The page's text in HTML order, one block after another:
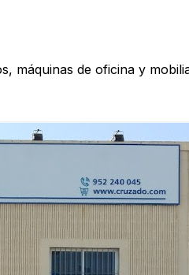
máquinas de oficina y